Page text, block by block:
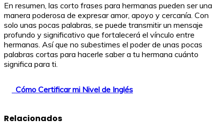
En resumen, las corto frases para hermanas pueden ser una
manera poderosa de expresar amor, apoyo y cercanía. Con
solo unas pocas palabras, se puede transmitir un mensaje
profundo y significativo que fortalecerá el vínculo entre
hermanas. Así que no subestimes el poder de unas pocas
palabras cortas para hacerle saber a tu hermana cuánto
significa para ti.
Cómo Certificar mi Nivel de Inglés
Relacionados